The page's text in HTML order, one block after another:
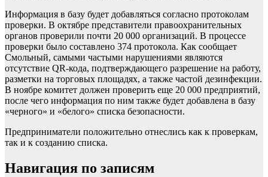
Информация в базу будет добавляться согласно протоколам
проверки. В октябре представители правоохранительных
органов проверили почти 20 000 организаций. В процессе
проверки было составлено 374 протокола. Как сообщает
Смольный, самыми частыми нарушениями являются
отсутствие QR-кода, подтверждающего разрешение на работу,
разметки на торговых площадях, а также частой дезинфекции.
В ноябре комитет должен проверить еще 20 000 предприятий,
после чего информация по ним также будет добавлена в базу
«черного» и «белого» списка безопасности.
Предприниматели положительно отнеслись как к проверкам,
так и к созданию списка.
Навигация по записям